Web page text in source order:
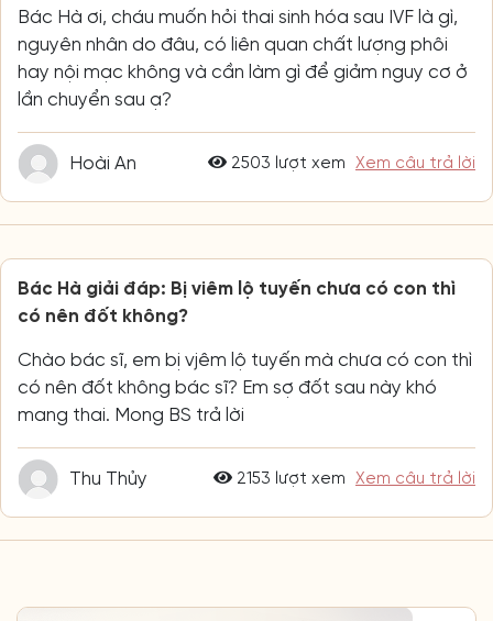
Bác Hà ơi, cháu muốn hỏi thai sinh hóa sau IVF là gì,
nguyên nhân do đâu, có liên quan chất lượng phôi
hay nội mạc không và cần làm gì để giảm nguy cơ ở
lần chuyển sau ạ?
Hoài An 2503 lượt xem Xem câu trả lời
Bác Hà giải đáp: Bị viêm lộ tuyến chưa có con thì
có nên đốt không?
Chào bác sĩ, em bị vjêm lộ tuyến mà chưa có con thì
có nên đốt không bác sĩ? Em sợ đốt sau này khó
mang thai. Mong BS trả lời
Thu Thủy 2153 lượt xem Xem câu trả lời